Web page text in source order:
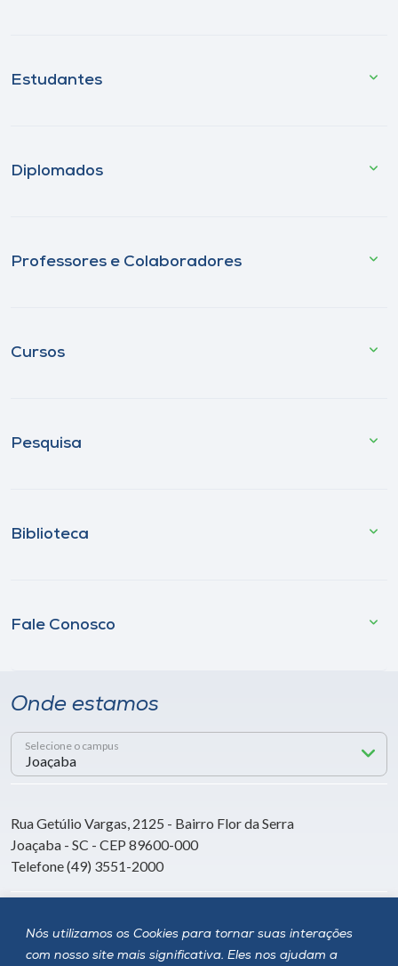
Nós utilizamos os Cookies para tornar suas interações
com nosso site mais significativa. Eles nos ajudam a
Estudantes
Diplomados
Professores e Colaboradores
Cursos
Pesquisa
Biblioteca
Fale Conosco
Onde estamos
Selecione o campus
Rua Getúlio Vargas, 2125 - Bairro Flor da Serra
Joaçaba - SC - CEP 89600-000
Telefone (49) 3551-2000
Siga a Unoesc